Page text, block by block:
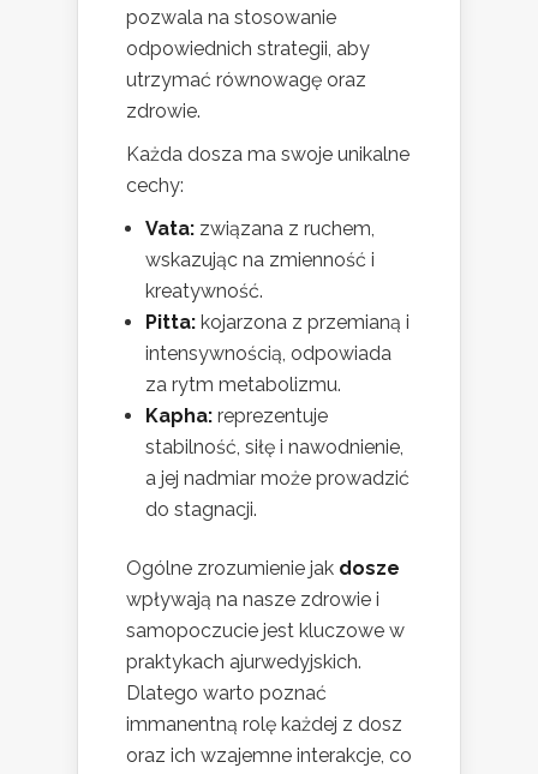
pozwala na stosowanie
odpowiednich strategii, aby
utrzymać równowagę oraz
zdrowie.
Każda dosza ma swoje unikalne
cechy:
Vata: związana z ruchem,
wskazując na zmienność i
kreatywność.
Pitta: kojarzona z przemianą i
intensywnością, odpowiada
za rytm metabolizmu.
Kapha: reprezentuje
stabilność, siłę i nawodnienie,
a jej nadmiar może prowadzić
do stagnacji.
Ogólne zrozumienie jak dosze
wpływają na nasze zdrowie i
samopoczucie jest kluczowe w
praktykach ajurwedyjskich.
Dlatego warto poznać
immanentną rolę każdej z dosz
oraz ich wzajemne interakcje, co